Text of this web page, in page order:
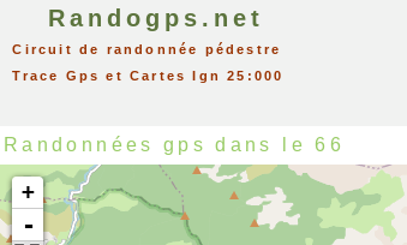
Randogps.net
Circuit de randonnée pédestre
Trace Gps et Cartes Ign 25:000
Randonnées gps dans le 66
+
-